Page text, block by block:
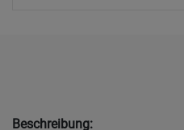
Beschreibung: